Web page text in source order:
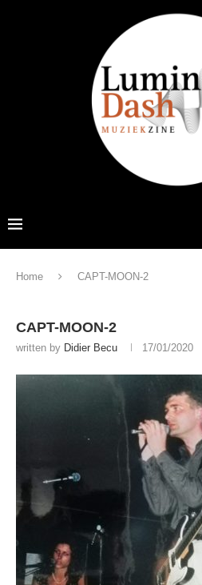
Home CAPT-MOON-2
CAPT-MOON-2
written by Didier Becu 17/01/2020